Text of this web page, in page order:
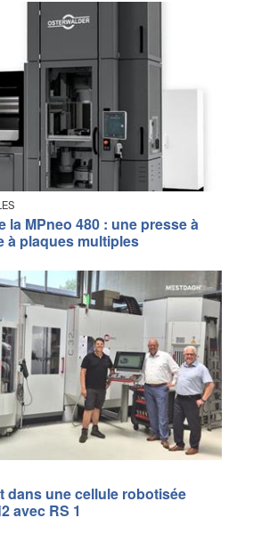
la MPneo 480 : une presse à
à plaques multiples
dans une cellule robotisée
avec RS 1